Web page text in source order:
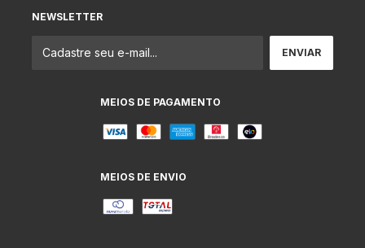
NEWSLETTER
MEIOS DE PAGAMENTO
MEIOS DE ENVIO